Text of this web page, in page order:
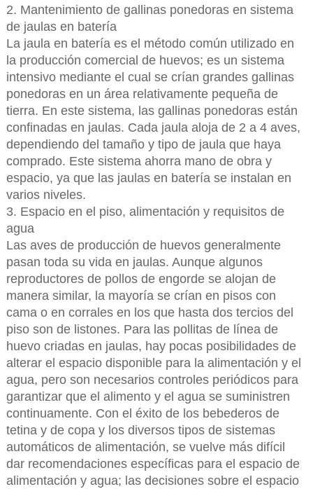
2. Mantenimiento de gallinas ponedoras en sistema
de jaulas en batería
La jaula en batería es el método común utilizado en
la producción comercial de huevos; es un sistema
intensivo mediante el cual se crían grandes gallinas
ponedoras en un área relativamente pequeña de
tierra. En este sistema, las gallinas ponedoras están
confinadas en jaulas. Cada jaula aloja de 2 a 4 aves,
dependiendo del tamaño y tipo de jaula que haya
comprado. Este sistema ahorra mano de obra y
espacio, ya que las jaulas en batería se instalan en
varios niveles.
3. Espacio en el piso, alimentación y requisitos de
agua
Las aves de producción de huevos generalmente
pasan toda su vida en jaulas. Aunque algunos
reproductores de pollos de engorde se alojan de
manera similar, la mayoría se crían en pisos con
cama o en corrales en los que hasta dos tercios del
piso son de listones. Para las pollitas de línea de
huevo criadas en jaulas, hay pocas posibilidades de
alterar el espacio disponible para la alimentación y el
agua, pero son necesarios controles periódicos para
garantizar que el alimento y el agua se suministren
continuamente. Con el éxito de los bebederos de
tetina y de copa y los diversos tipos de sistemas
automáticos de alimentación, se vuelve más difícil
dar recomendaciones específicas para el espacio de
alimentación y agua; las decisiones sobre el espacio